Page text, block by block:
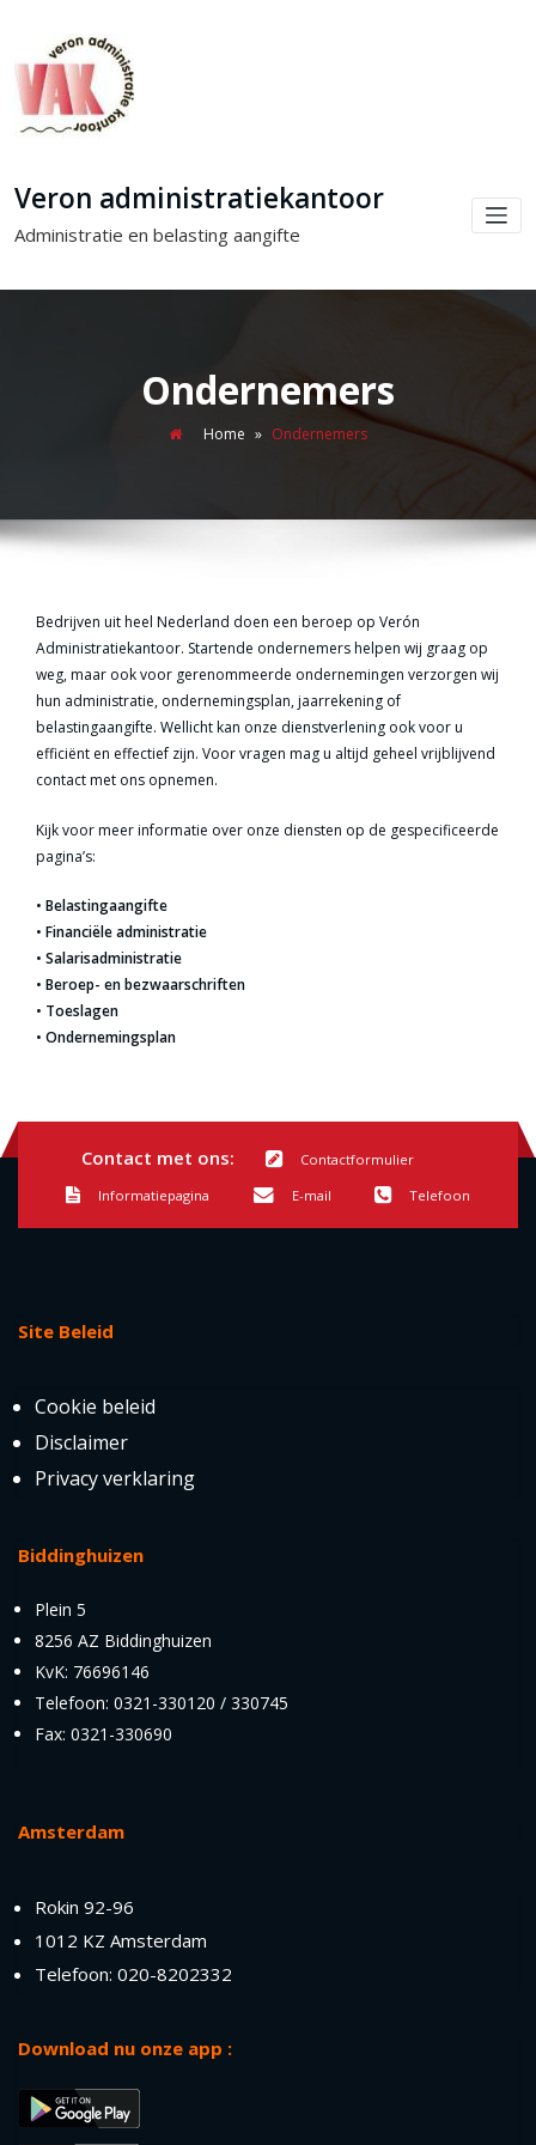
Veron administratiekantoor
Administratie en belasting aangifte
Ondernemers
Home » Ondernemers
Bedrijven uit heel Nederland doen een beroep op Verón
Administratiekantoor. Startende ondernemers helpen wij graag op
weg, maar ook voor gerenommeerde ondernemingen verzorgen wij
hun administratie, ondernemingsplan, jaarrekening of
belastingaangifte. Wellicht kan onze dienstverlening ook voor u
efficiënt en effectief zijn. Voor vragen mag u altijd geheel vrijblijvend
contact met ons opnemen.
Kijk voor meer informatie over onze diensten op de gespecificeerde
pagina’s:
• Belastingaangifte
• Financiële administratie
• Salarisadministratie
• Beroep- en bezwaarschriften
• Toeslagen
• Ondernemingsplan
Contact met ons: Contactformulier
Informatiepagina E-mail Telefoon
Site Beleid
Cookie beleid
Disclaimer
Privacy verklaring
Biddinghuizen
Plein 5
8256 AZ Biddinghuizen
KvK: 76696146
Telefoon: 0321-330120 / 330745
Fax: 0321-330690
Amsterdam
Rokin 92-96
1012 KZ Amsterdam
Telefoon: 020-8202332
Download nu onze app :